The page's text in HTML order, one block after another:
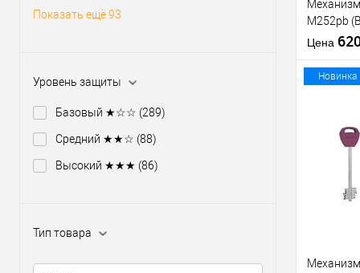
Показать ещё 93
Уровень защиты
Базовый ★☆☆ (289)
Средний ★★☆ (88)
Высокий ★★★ (86)
Тип товара
M252pb
никель
Цена
В
Новинка